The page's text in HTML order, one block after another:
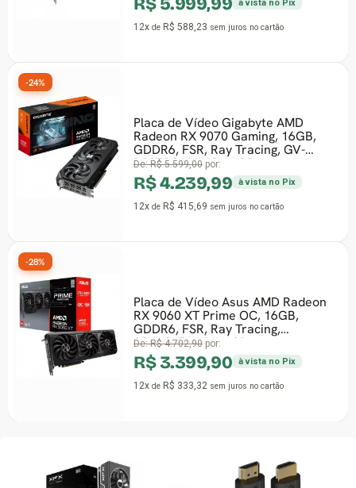
R$ 5.999,99 à vista no Pix
12xde R$ 588,23sem juros no cartão
Placa de Vídeo Gigabyte AMD
Radeon RX 9070 Gaming, 16GB,
GDDR6, FSR, Ray Tracing, GV-
R9070GAMING-16GD
De:R$ 5.599,00por:
R$ 4.239,99 à vista no Pix
12xde R$ 415,69sem juros no cartão
-24%
Placa de Vídeo Asus AMD Radeon
RX 9060 XT Prime OC, 16GB,
GDDR6, FSR, Ray Tracing,
90YV0LF1-MVNA00
De:R$ 4.702,90por:
R$ 3.399,90 à vista no Pix
12xde R$ 333,32sem juros no cartão
-28%